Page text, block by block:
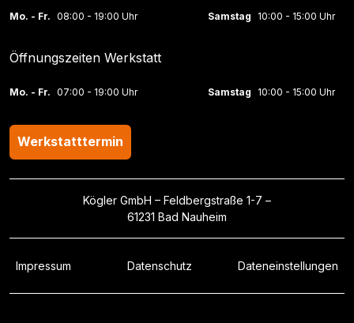
Mo. - Fr. 08:00 - 19:00 Uhr Samstag 10:00 - 15:00 Uhr
Öffnungszeiten Werkstatt
Werkstatttermin
Mo. - Fr. 07:00 - 19:00 Uhr Samstag 10:00 - 15:00 Uhr
Kögler GmbH – Feldbergstraße 1-7 –
61231 Bad Nauheim
Impressum Datenschutz Dateneinstellungen